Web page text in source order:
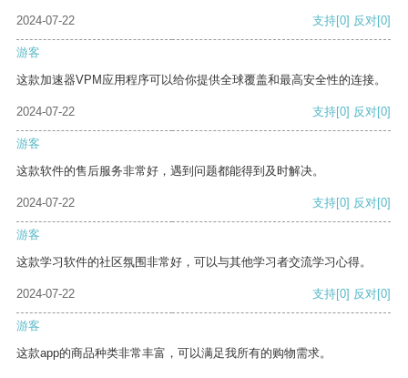
2024-07-22 支持[0] 反对[0]
游客
这款加速器VPM应用程序可以给你提供全球覆盖和最高安全性的连接。
2024-07-22 支持[0] 反对[0]
游客
这款软件的售后服务非常好，遇到问题都能得到及时解决。
2024-07-22 支持[0] 反对[0]
游客
这款学习软件的社区氛围非常好，可以与其他学习者交流学习心得。
2024-07-22 支持[0] 反对[0]
游客
这款app的商品种类非常丰富，可以满足我所有的购物需求。